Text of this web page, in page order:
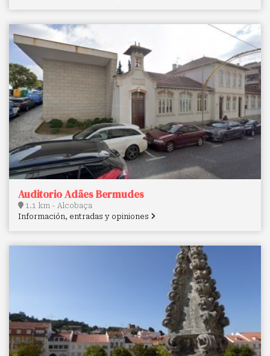
Auditorio Adães Bermudes
1.1 km - Alcobaça
Información, entradas y opiniones